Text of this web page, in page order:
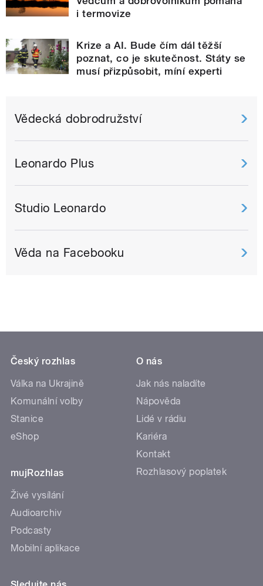
i termovize
Krize a AI. Bude čím dál těžší
poznat, co je skutečnost. Státy se
musí přizpůsobit, míní experti
Vědecká dobrodružství
Leonardo Plus
Studio Leonardo
Věda na Facebooku
Český rozhlas
Válka na Ukrajině
Komunální volby
Stanice
eShop
mujRozhlas
Živé vysílání
Audioarchiv
Podcasty
Mobilní aplikace
O nás
Jak nás naladíte
Nápověda
Lidé v rádiu
Kariéra
Kontakt
Rozhlasový poplatek